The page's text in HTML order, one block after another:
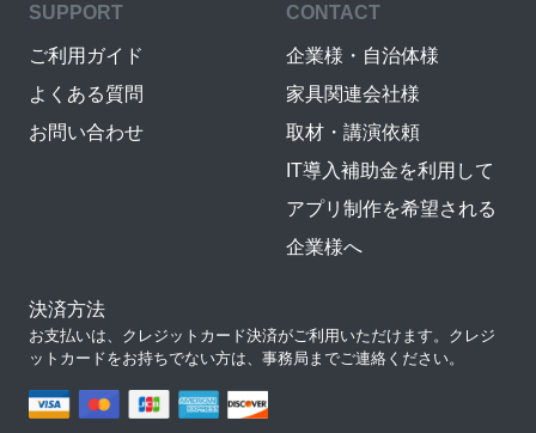
SUPPORT
ご利用ガイド
よくある質問
お問い合わせ
CONTACT
企業様・自治体様
家具関連会社様
取材・講演依頼
IT導入補助金を利用して
アプリ制作を希望される
企業様へ
決済方法
お支払いは、クレジットカード決済がご利用いただけます。クレジ
ットカードをお持ちでない方は、事務局までご連絡ください。